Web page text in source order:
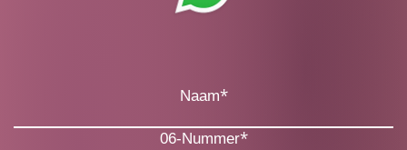
Naam*
06-Nummer*